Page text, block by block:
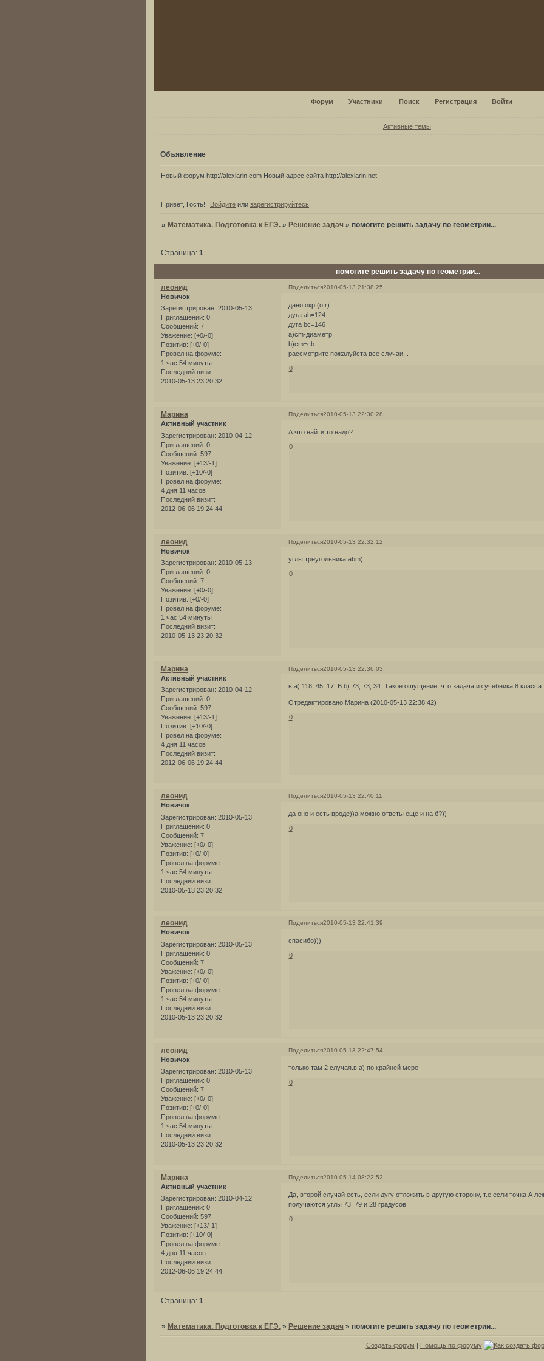
Форум Участники Поиск Регистрация Войти
Активные темы
Объявление
Новый форум http://alexlarin.com Новый адрес сайта http://alexlarin.net
Привет, Гость! Войдите или зарегистрируйтесь
» Математика. Подготовка к ЕГЭ. » Решение задач » помогите решить задачу по геометрии...
помогите решить задачу по геометрии...
Страница: 1
Поделиться2010-05-13 21:38:25
леонид
Новичок
Зарегистрирован: 2010-05-13
Приглашений: 0
Сообщений: 7
Уважение: [+0/-0]
Позитив: [+0/-0]
Провел на форуме:
1 час 54 минуты
Последний визит:
2010-05-13 23:20:32
дано:окр.(o;r)
дуга ab=124
дуга bc=146
a)cm-диаметр
b)cm=cb
рассмотрите пожалуйста все случаи...
0
Поделиться2010-05-13 22:30:28
Марина
Активный участник
Зарегистрирован: 2010-04-12
Приглашений: 0
Сообщений: 597
Уважение: [+13/-1]
Позитив: [+10/-0]
Провел на форуме:
4 дня 11 часов
Последний визит:
2012-06-06 19:24:44
А что найти то надо?
0
Поделиться2010-05-13 22:32:12
леонид
Новичок
Зарегистрирован: 2010-05-13
Приглашений: 0
Сообщений: 7
Уважение: [+0/-0]
Позитив: [+0/-0]
Провел на форуме:
1 час 54 минуты
Последний визит:
2010-05-13 23:20:32
углы треугольника abm)
0
Поделиться2010-05-13 22:36:03
Марина
Активный участник
Зарегистрирован: 2010-04-12
Приглашений: 0
Сообщений: 597
Уважение: [+13/-1]
Позитив: [+10/-0]
Провел на форуме:
4 дня 11 часов
Последний визит:
2012-06-06 19:24:44
в а) 118, 45, 17. В б) 73, 73, 34. Такое ощущение, что задача из учебника 8 класса
Отредактировано Марина (2010-05-13 22:38:42)
0
Поделиться2010-05-13 22:40:11
леонид
Новичок
Зарегистрирован: 2010-05-13
Приглашений: 0
Сообщений: 7
Уважение: [+0/-0]
Позитив: [+0/-0]
Провел на форуме:
1 час 54 минуты
Последний визит:
2010-05-13 23:20:32
да оно и есть вроде))а можно ответы еще и на б?))
0
Поделиться2010-05-13 22:41:39
леонид
Новичок
Зарегистрирован: 2010-05-13
Приглашений: 0
Сообщений: 7
Уважение: [+0/-0]
Позитив: [+0/-0]
Провел на форуме:
1 час 54 минуты
Последний визит:
2010-05-13 23:20:32
спасибо)))
0
Поделиться2010-05-13 22:47:54
леонид
Новичок
Зарегистрирован: 2010-05-13
Приглашений: 0
Сообщений: 7
Уважение: [+0/-0]
Позитив: [+0/-0]
Провел на форуме:
1 час 54 минуты
Последний визит:
2010-05-13 23:20:32
только там 2 случая.в а) по крайней мере
0
Поделиться2010-05-14 08:22:52
Марина
Активный участник
Зарегистрирован: 2010-04-12
Приглашений: 0
Сообщений: 597
Уважение: [+13/-1]
Позитив: [+10/-0]
Провел на форуме:
4 дня 11 часов
Последний визит:
2012-06-06 19:24:44
Да, второй случай есть, если дугу отложить в другую сторону, т.е если точка А
получаются углы 73, 79 и 28 градусов
0
Страница: 1
» Математика. Подготовка к ЕГЭ. » Решение задач » помогите решить задачу по геометрии...
Создать форум Помощь по форуму